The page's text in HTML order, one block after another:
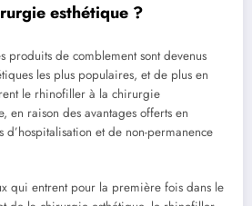
esthétique ?
produits de comblement sont devenus
les plus populaires, et de plus en
le rhinofiller à la chirurgie
en raison des avantages offerts en
d’hospitalisation et de non-permanence
qui entrent pour la première fois dans le